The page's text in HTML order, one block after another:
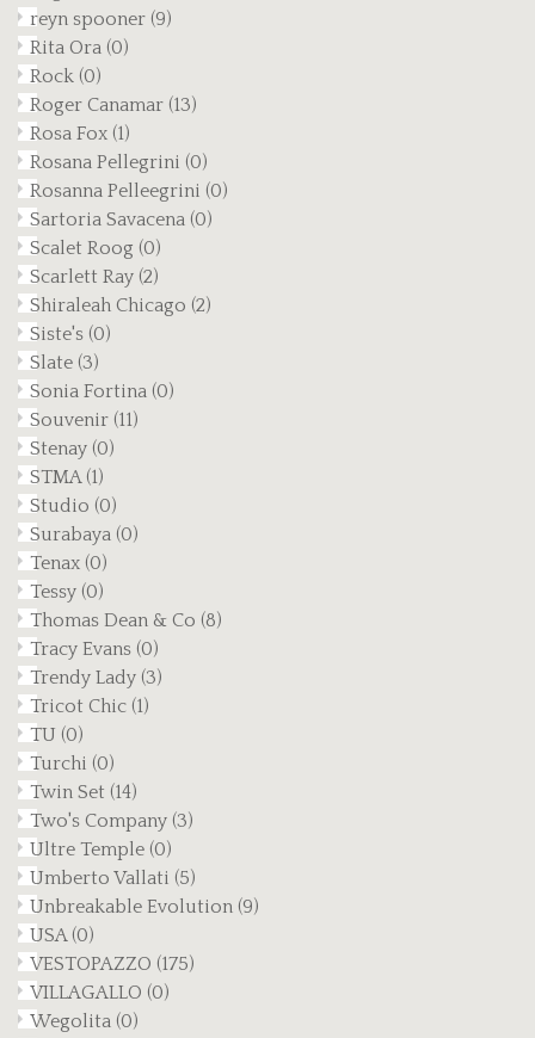
reyn spooner (9)
Rita Ora (0)
Rock (0)
Roger Canamar (13)
Rosa Fox (1)
Rosana Pellegrini (0)
Rosanna Pelleegrini (0)
Sartoria Savacena (0)
Scalet Roog (0)
Scarlett Ray (2)
Shiraleah Chicago (2)
Siste's (0)
Slate (3)
Sonia Fortina (0)
Souvenir (11)
Stenay (0)
STMA(1)
Studio (0)
Surabaya (0)
Tenax (0)
Tessy (0)
Thomas Dean & Co (8)
Tracy Evans (0)
Trendy Lady (3)
Tricot Chic (1)
TU (0)
Turchi (0)
Twin Set (14)
Two's Company (3)
Ultre Temple (0)
Umberto Vallati (5)
Unbreakable Evolution (9)
USA(0)
VESTOPAZZO (175)
VILLAGALLO (0)
Wegolita (0)